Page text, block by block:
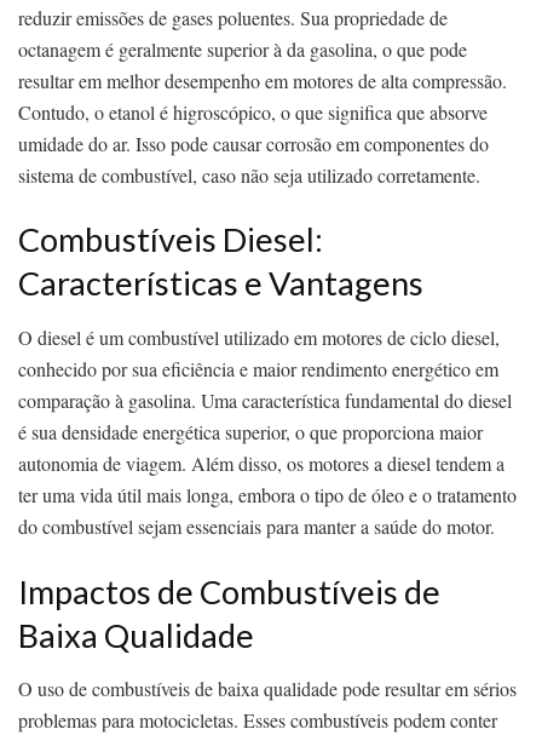
reduzir emissões de gases poluentes. Sua propriedade de
octanagem é geralmente superior à da gasolina, o que pode
resultar em melhor desempenho em motores de alta compressão.
Contudo, o etanol é higroscópico, o que significa que absorve
umidade do ar. Isso pode causar corrosão em componentes do
sistema de combustível, caso não seja utilizado corretamente.
Combustíveis Diesel:
Características e Vantagens
O diesel é um combustível utilizado em motores de ciclo diesel,
conhecido por sua eficiência e maior rendimento energético em
comparação à gasolina. Uma característica fundamental do diesel
é sua densidade energética superior, o que proporciona maior
autonomia de viagem. Além disso, os motores a diesel tendem a
ter uma vida útil mais longa, embora o tipo de óleo e o tratamento
do combustível sejam essenciais para manter a saúde do motor.
Impactos de Combustíveis de
Baixa Qualidade
O uso de combustíveis de baixa qualidade pode resultar em sérios
problemas para motocicletas. Esses combustíveis podem conter